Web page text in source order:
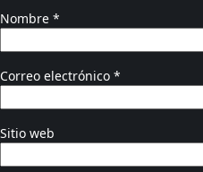
Nombre *
Correo electrónico *
Sitio web